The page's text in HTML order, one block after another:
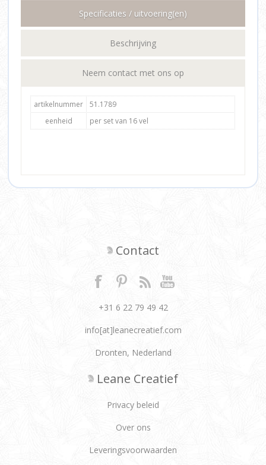
Specificaties / uitvoering(en)
Beschrijving
Neem contact met ons op
artikelnummer
51.1789
eenheid
per set van 16 vel
Contact
+31 6 22 79 49 42
info[at]leanecreatief.com
Dronten, Nederland
Leane Creatief
Privacy beleid
Over ons
Leveringsvoorwaarden